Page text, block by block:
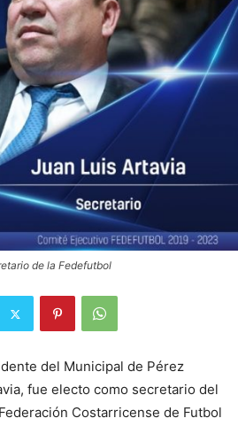
de la Fedefutbol
del Municipal de Pérez
fue electo como secretario del
Costarricense de Futbol